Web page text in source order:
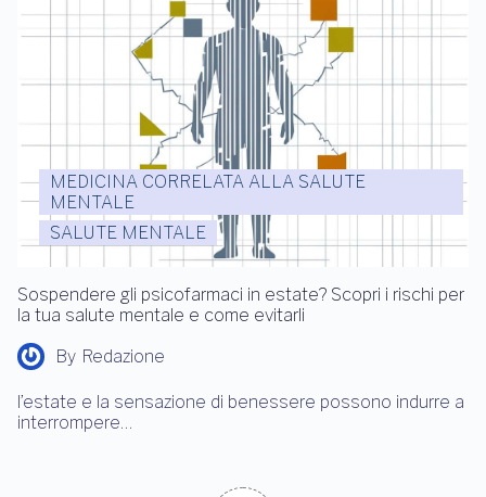
MEDICINA CORRELATA ALLA SALUTE
MENTALE
SALUTE MENTALE
Sospendere gli psicofarmaci in estate? Scopri i rischi per
la tua salute mentale e come evitarli
By Redazione
l’estate e la sensazione di benessere possono indurre a
interrompere…